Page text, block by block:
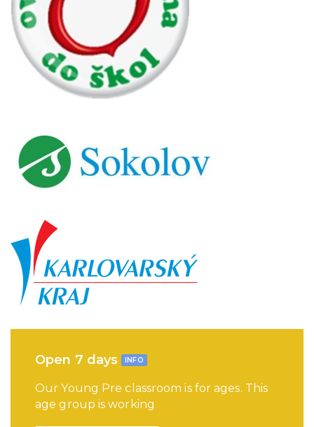
Open 7 days INFO
Our Young Pre classroom is for ages. This
age group is working